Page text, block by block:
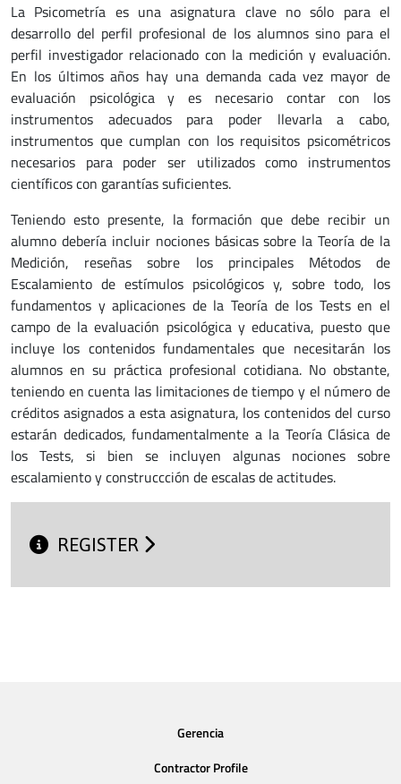
La Psicometría es una asignatura clave no sólo para el
desarrollo del perfil profesional de los alumnos sino para el
perfil investigador relacionado con la medición y evaluación.
En los últimos años hay una demanda cada vez mayor de
evaluación psicológica y es necesario contar con los
instrumentos adecuados para poder llevarla a cabo,
instrumentos que cumplan con los requisitos psicométricos
necesarios para poder ser utilizados como instrumentos
científicos con garantías suficientes.
Teniendo esto presente, la formación que debe recibir un
alumno debería incluir nociones básicas sobre la Teoría de la
Medición, reseñas sobre los principales Métodos de
Escalamiento de estímulos psicológicos y, sobre todo, los
fundamentos y aplicaciones de la Teoría de los Tests en el
campo de la evaluación psicológica y educativa, puesto que
incluye los contenidos fundamentales que necesitarán los
alumnos en su práctica profesional cotidiana. No obstante,
teniendo en cuenta las limitaciones de tiempo y el número de
créditos asignados a esta asignatura, los contenidos del curso
estarán dedicados, fundamentalmente a la Teoría Clásica de
los Tests, si bien se incluyen algunas nociones sobre
escalamiento y construccción de escalas de actitudes.
REGISTER
Gerencia
Contractor Profile